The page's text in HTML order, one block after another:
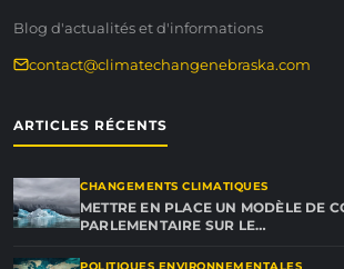
Blog d'actualités et d'informations
contact@climatechangenebraska.com
ARTICLES RÉCENTS
CHANGEMENTS CLIMATIQUES
METTRE EN PLACE UN MODÈLE DE
PARLEMENTAIRE SUR LE…